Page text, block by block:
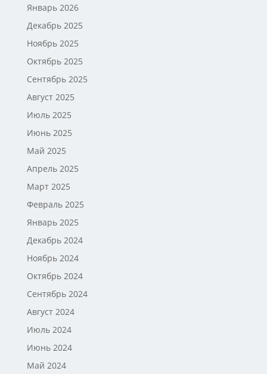
Январь 2026
Декабрь 2025
Ноябрь 2025
Октябрь 2025
Сентябрь 2025
Август 2025
Июль 2025
Июнь 2025
Май 2025
Апрель 2025
Март 2025
Февраль 2025
Январь 2025
Декабрь 2024
Ноябрь 2024
Октябрь 2024
Сентябрь 2024
Август 2024
Июль 2024
Июнь 2024
Май 2024